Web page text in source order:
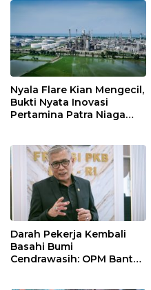
Nyala Flare Kian Mengecil,
Bukti Nyata Inovasi
Pertamina Patra Niaga
Darah Pekerja Kembali
Basahi Bumi
Cendrawasih: OPM Bantai